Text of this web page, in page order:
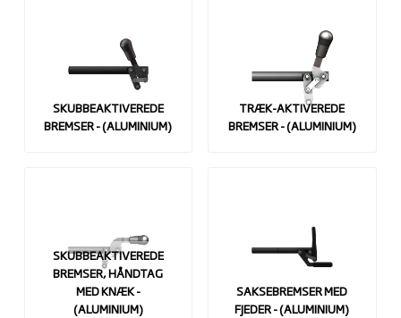
SKUBBEAKTIVEREDE
BREMSER - (ALUMINIUM)
TRÆK-AKTIVEREDE
BREMSER - (ALUMINIUM)
SKUBBEAKTIVEREDE
BREMSER, HÅNDTAG
MED KNÆK -
(ALUMINIUM)
SAKSEBREMSER MED
FJEDER - (ALUMINIUM)